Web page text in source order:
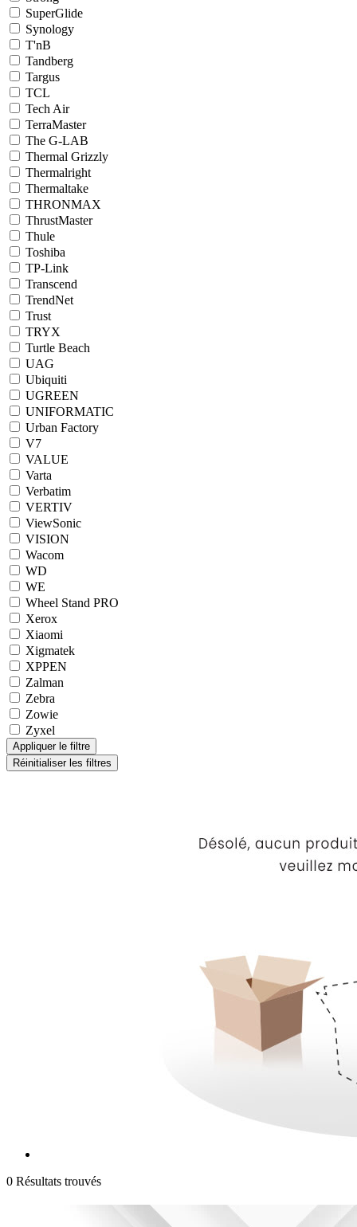
SuperGlide
Synology
T'nB
Tandberg
Targus
TCL
Tech Air
TerraMaster
The G-LAB
Thermal Grizzly
Thermalright
Thermaltake
THRONMAX
ThrustMaster
Thule
Toshiba
TP-Link
Transcend
TrendNet
Trust
TRYX
Turtle Beach
UAG
Ubiquiti
UGREEN
UNIFORMATIC
Urban Factory
V7
VALUE
Varta
Verbatim
VERTIV
ViewSonic
VISION
Wacom
WD
WE
Wheel Stand PRO
Xerox
Xiaomi
Xigmatek
XPPEN
Zalman
Zebra
Zowie
Zyxel
0 Résultats trouvés